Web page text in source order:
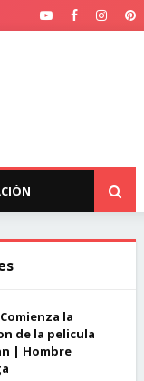
la
de la pelicula
| Hombre